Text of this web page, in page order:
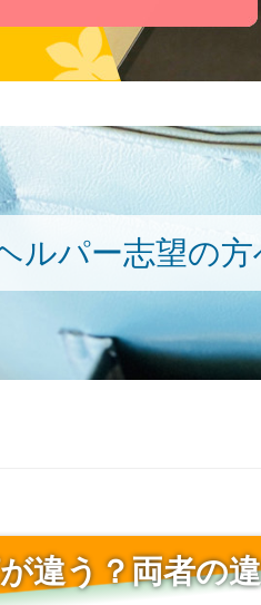
ルパー志望の方
違う？両者の